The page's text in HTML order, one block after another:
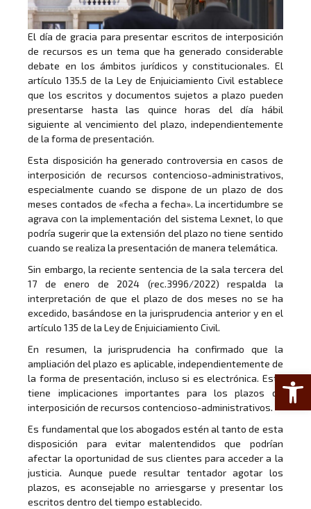
Abrir
El día de gracia para presentar escritos de interposición
de recursos es un tema que ha generado considerable
debate en los ámbitos jurídicos y constitucionales. El
artículo 135.5 de la Ley de Enjuiciamiento Civil establece
que los escritos y documentos sujetos a plazo pueden
presentarse hasta las quince horas del día hábil
siguiente al vencimiento del plazo, independientemente
de la forma de presentación.
Esta disposición ha generado controversia en casos de
interposición de recursos contencioso-administrativos,
especialmente cuando se dispone de un plazo de dos
meses contados de «fecha a fecha». La incertidumbre se
agrava con la implementación del sistema Lexnet, lo que
podría sugerir que la extensión del plazo no tiene sentido
cuando se realiza la presentación de manera telemática.
Sin embargo, la reciente sentencia de la sala tercera del
17 de enero de 2024 (rec.3996/2022) respalda la
interpretación de que el plazo de dos meses no se ha
excedido, basándose en la jurisprudencia anterior y en el
artículo 135 de la Ley de Enjuiciamiento Civil.
En resumen, la jurisprudencia ha confirmado que la
ampliación del plazo es aplicable, independientemente de
la forma de presentación, incluso si es electrónica. Esto
tiene implicaciones importantes para los plazos de
interposición de recursos contencioso-administrativos.
Es fundamental que los abogados estén al tanto de esta
disposición para evitar malentendidos que podrían
afectar la oportunidad de sus clientes para acceder a la
justicia. Aunque puede resultar tentador agotar los
plazos, es aconsejable no arriesgarse y presentar los
escritos dentro del tiempo establecido.